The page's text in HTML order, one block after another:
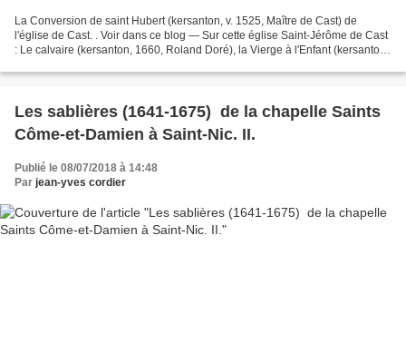
La Conversion de saint Hubert (kersanton, v. 1525, Maître de Cast) de
l'église de Cast. . Voir dans ce blog — Sur cette église Saint-Jérôme de Cast
: Le calvaire (kersanton, 1660, Roland Doré), la Vierge à l'Enfant (kersanton,
Les sablières (1641-1675) de la chapelle Saints
Côme-et-Damien à Saint-Nic. II.
Publié le 08/07/2018 à 14:48
Par jean-yves cordier